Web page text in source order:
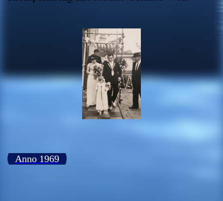
Anno 1969